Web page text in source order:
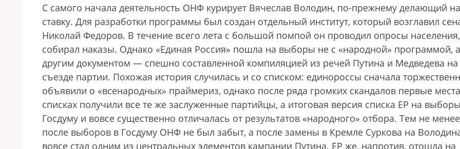
С самого начала деятельность ОНФ курирует Вячеслав Володин, по-прежнему делающий
ставку. Для разработки программы был создан отдельный институт, который возглавил
Николай Федоров. В течение всего лета с большой помпой он проводил опросы населения,
собирал наказы. Однако «Единая Россия» пошла на выборы не с «народной» программой,
другим документом — спешно составленной компиляцией из речей Путина и Медведева на
съезде партии. Похожая история случилась и со списком: единороссы сначала
объявили о «всенародных» праймериз, однако после ряда громких скандалов первые
списках получили все те же заслуженные партийцы, а итоговая версия списка ЕР на
Госдуму и вовсе существенно отличалась от результатов «народного» отбора. Тем не менее
после выборов в Госдуму ОНФ не был забыт, а после замены в Кремле Суркова на
вовсе стал одним из центральных элементов кампании Путина. ЕР же, напротив, отошла на